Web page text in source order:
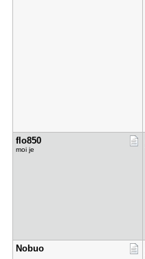
flo850
moi je
Nobuo